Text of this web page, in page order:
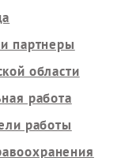
партнеры
области
работа
работы